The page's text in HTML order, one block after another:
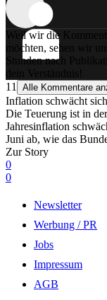
Weil wir die
möchten, sehen wir
Stunden nach
dein Verständnis!
11
Alle Kommentare
Inflation schwächt
Die Teuerung ist in
Jahresinflation
Juni ab, wie das
Zur Story
0
0
Newsletter
Werbung / PR
Jobs
Impressum
AGB